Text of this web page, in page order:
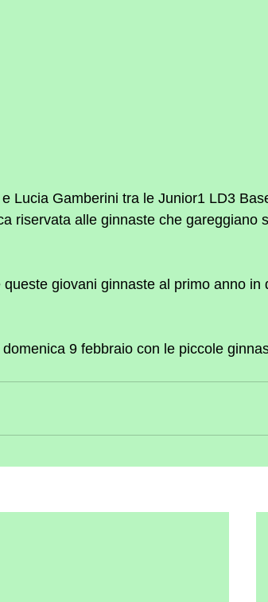
Lucia Gamberini tra le Junior1 LD3
riservata alle ginnaste che gareggiano
giovani ginnaste al primo anno in
9 febbraio con le piccole